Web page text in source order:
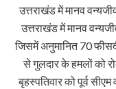
उत्तराखंड में मानव
उत्तराखंड में मानव
जिसमें अनुमानित 70
से गुलदार के हमलों को
बृहस्पतिवार को पूर्व